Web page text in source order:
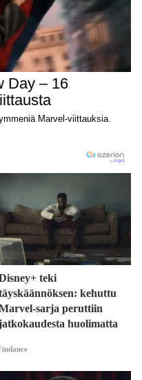
teki
kehuttu
sarja peruttiin
huolimatta